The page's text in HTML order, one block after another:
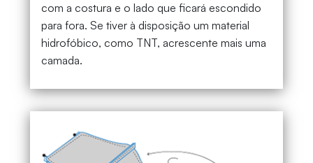
com a costura e o lado que ficará escondido
para fora. Se tiver à disposição um material
hidrofóbico, como TNT, acrescente mais uma
camada.